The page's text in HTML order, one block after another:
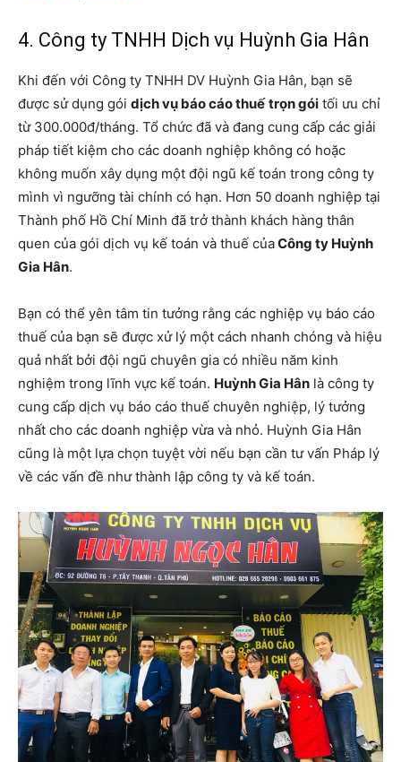
4. Công ty TNHH Dịch vụ Huỳnh Gia Hân
Khi đến với Công ty TNHH DV Huỳnh Gia Hân, bạn sẽ
được sử dụng gói dịch vụ báo cáo thuế trọn gói tối ưu chỉ
từ 300.000đ/tháng. Tổ chức đã và đang cung cấp các giải
pháp tiết kiệm cho các doanh nghiệp không có hoặc
không muốn xây dụng một đội ngũ kế toán trong công ty
mình vì ngưỡng tài chính có hạn. Hơn 50 doanh nghiệp tại
Thành phố Hồ Chí Minh đã trở thành khách hàng thân
quen của gói dịch vụ kế toán và thuế củaCông ty Huỳnh
Gia Hân.
Bạn có thể yên tâm tin tưởng rằng các nghiệp vụ báo cáo
thuế của bạn sẽ được xử lý một cách nhanh chóng và hiệu
quả nhất bởi đội ngũ chuyên gia có nhiều năm kinh
nghiệm trong lĩnh vực kế toán. Huỳnh Gia Hân là công ty
cung cấp dịch vụ báo cáo thuế chuyên nghiệp, lý tưởng
nhất cho các doanh nghiệp vừa và nhỏ. Huỳnh Gia Hân
cũng là một lựa chọn tuyệt vời nếu bạn cần tư vấn Pháp lý
về các vấn đề như thành lập công ty và kế toán.